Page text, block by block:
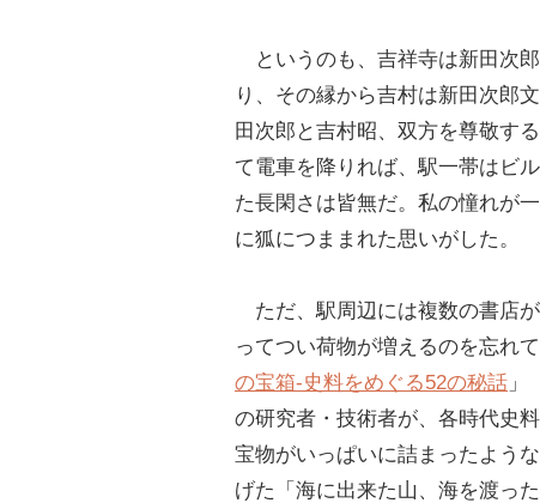
というのも、吉祥寺は新田次
り、その縁から吉村は新田次郎
田次郎と吉村昭、双方を尊敬す
て電車を降りれば、駅一帯はビ
た長閑さは皆無だ。私の憧れが
に狐につままれた思いがした。
ただ、駅周辺には複数の書店
ってつい荷物が増えるのを忘れ
の宝箱-史料をめぐる52の秘話 」
の研究者・技術者が、各時代史
宝物がいっぱいに詰まったよう
げた「海に出来た山、海を渡っ